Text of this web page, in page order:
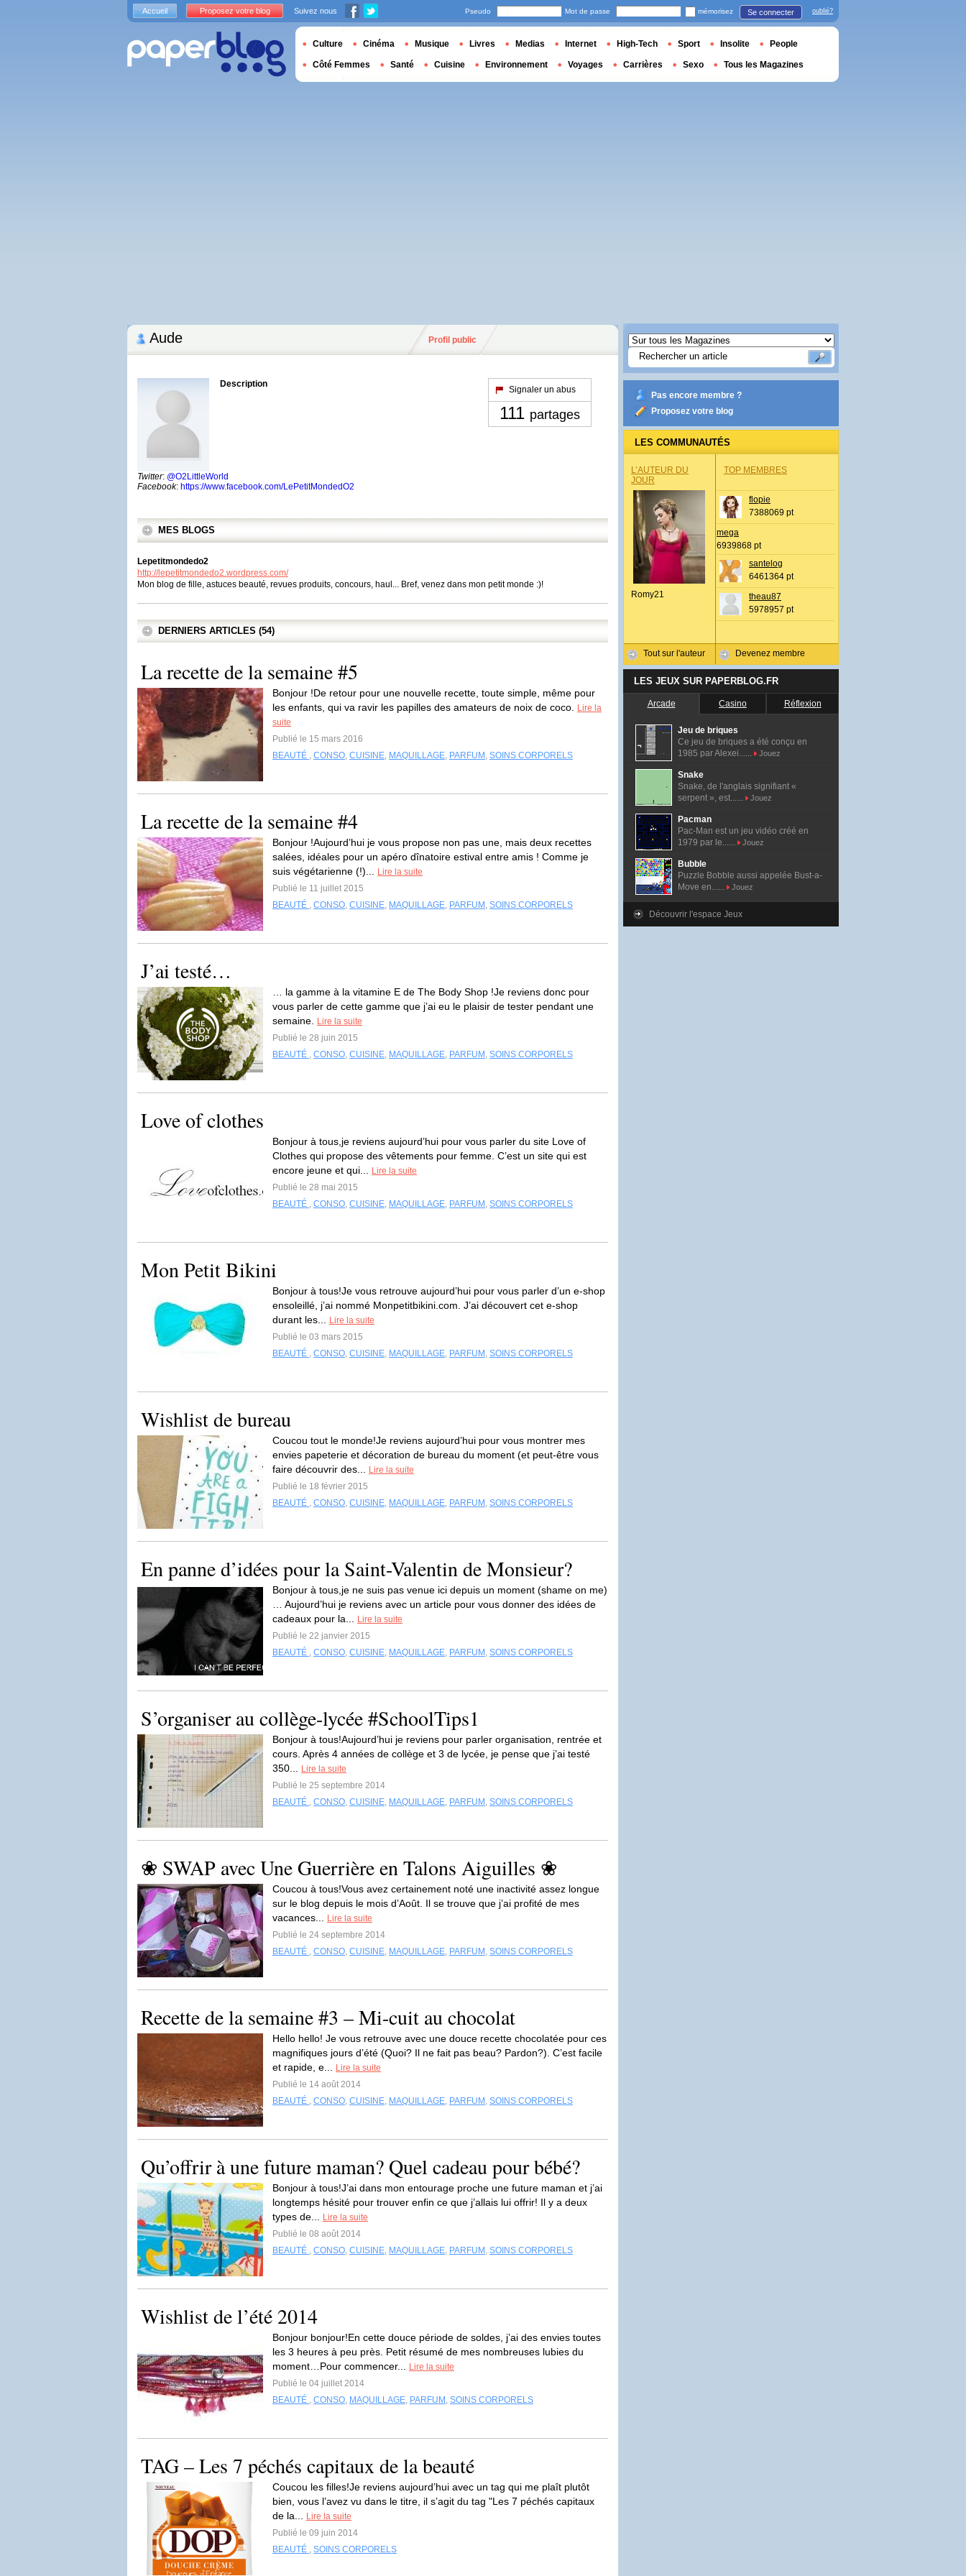
Aude Profil public
Description
Twitter: @O2LittleWorld
Facebook: https://www.facebook.com/LePetitMondedO2
Signaler un abus
111 partages
MES BLOGS
Lepetitmondedo2
http://lepetitmondedo2.wordpress.com/
Mon blog de fille, astuces beauté, revues produits, concours, haul... Bref, venez dans mon petit monde :)!
DERNIERS ARTICLES (54)
La recette de la semaine #5
Bonjour !De retour pour une nouvelle recette, toute simple, même pour
les enfants, qui va ravir les papilles des amateurs de noix de coco.
Lire la
suite
Publié le 15 mars 2016
BEAUTÉ , CONSO, CUISINE, MAQUILLAGE, PARFUM , SOINS CORPORELS
La recette de la semaine #4
Bonjour !Aujourd’hui je vous propose non pas une, mais deux recettes
salées, idéales pour un apéro dînatoire estival entre amis ! Comme je
suis végétarienne (!)...
Lire la suite
Publié le 11 juillet 2015
BEAUTÉ , CONSO, CUISINE, MAQUILLAGE, PARFUM , SOINS CORPORELS
J’ai testé…
… la gamme à la vitamine E de The Body Shop !Je reviens donc pour
vous parler de cette gamme que j’ai eu le plaisir de tester pendant une
semaine.
Lire la suite
Publié le 28 juin 2015
BEAUTÉ , CONSO, CUISINE, MAQUILLAGE, PARFUM , SOINS CORPORELS
Love of clothes
Bonjour à tous,je reviens aujourd’hui pour vous parler du site Love of
Clothes qui propose des vêtements pour femme. C’est un site qui est
encore jeune et qui...
Lire la suite
Publié le 28 mai 2015
BEAUTÉ , CONSO, CUISINE, MAQUILLAGE, PARFUM , SOINS CORPORELS
Mon Petit Bikini
Bonjour à tous!Je vous retrouve aujourd’hui pour vous parler d’un e-shop
ensoleillé, j’ai nommé Monpetitbikini.com. J’ai découvert cet e-shop
durant les...
Lire la suite
Publié le 03 mars 2015
BEAUTÉ , CONSO, CUISINE, MAQUILLAGE, PARFUM , SOINS CORPORELS
Wishlist de bureau
Coucou tout le monde!Je reviens aujourd’hui pour vous montrer mes
envies papeterie et décoration de bureau du moment (et peut-être vous
faire découvrir des...
Lire la suite
Publié le 18 février 2015
BEAUTÉ , CONSO, CUISINE, MAQUILLAGE, PARFUM , SOINS CORPORELS
En panne d’idées pour la Saint-Valentin de Monsieur?
Bonjour à tous,je ne suis pas venue ici depuis un moment (shame on me)
… Aujourd’hui je reviens avec un article pour vous donner des idées de
cadeaux pour la...
Lire la suite
Publié le 22 janvier 2015
BEAUTÉ , CONSO, CUISINE, MAQUILLAGE, PARFUM , SOINS CORPORELS
S’organiser au collège-lycée #SchoolTips1
Bonjour à tous!Aujourd’hui je reviens pour parler organisation, rentrée et
cours. Après 4 années de collège et 3 de lycée, je pense que j’ai testé
350...
Lire la suite
Publié le 25 septembre 2014
BEAUTÉ , CONSO, CUISINE, MAQUILLAGE, PARFUM , SOINS CORPORELS
❀ SWAP avec Une Guerrière en Talons Aiguilles ❀
Coucou à tous!Vous avez certainement noté une inactivité assez longue
sur le blog depuis le mois d’Août. Il se trouve que j’ai profité de mes
vacances...
Lire la suite
Publié le 24 septembre 2014
BEAUTÉ , CONSO, CUISINE, MAQUILLAGE, PARFUM , SOINS CORPORELS
Recette de la semaine #3 – Mi-cuit au chocolat
Hello hello! Je vous retrouve avec une douce recette chocolatée pour ces
magnifiques jours d’été (Quoi? Il ne fait pas beau? Pardon?). C’est facile
et rapide, e...
Lire la suite
Publié le 14 août 2014
BEAUTÉ , CONSO, CUISINE, MAQUILLAGE, PARFUM , SOINS CORPORELS
Qu’offrir à une future maman? Quel cadeau pour bébé?
Bonjour à tous!J’ai dans mon entourage proche une future maman et j’ai
longtemps hésité pour trouver enfin ce que j’allais lui offrir! Il y a deux
types de...
Lire la suite
Publié le 08 août 2014
BEAUTÉ , CONSO, CUISINE, MAQUILLAGE, PARFUM , SOINS CORPORELS
Wishlist de l’été 2014
Bonjour bonjour!En cette douce période de soldes, j’ai des envies toutes
les 3 heures à peu près. Petit résumé de mes nombreuses lubies du
moment…Pour commencer...
Lire la suite
Publié le 04 juillet 2014
BEAUTÉ , CONSO, MAQUILLAGE, PARFUM , SOINS CORPORELS
TAG – Les 7 péchés capitaux de la beauté
Coucou les filles!Je reviens aujourd’hui avec un tag qui me plaît plutôt
bien, vous l’avez vu dans le titre, il s’agit du tag "Les 7 péchés capitaux
de la...
Lire la suite
Publié le 09 juin 2014
BEAUTÉ , SOINS CORPORELS
Pas encore membre ?
Proposez votre blog
LES COMMUNAUTÉS
L’AUTEUR DU
JOUR
Romy21
Tout sur l'auteur
TOP MEMBRES
flopie
7388069 pt
mega
6939868 pt
santelog
6461364 pt
theau87
5978957 pt
Devenez membre
LES JEUX SUR PAPERBLOG.FR
Arcade Casino Réflexion
Jeu de briques
Ce jeu de briques a été conçu en
1985 par Alexei......
Jouez
Snake
Snake, de l'anglais signifiant «
serpent », est......
Jouez
Pacman
Pac-Man est un jeu vidéo créé en
1979 par le......
Jouez
Bubble
Puzzle Bobble aussi appelée Bust-a-
Move en......
Jouez
Découvrir l'espace Jeux
Accueil Proposez votre blog Suivez nous Pseudo Mot de passe mémorisez Se connecter oublié?
Culture Cinéma Musique Livres Medias Internet High-Tech Sport Insolite People
Côté Femmes Santé Cuisine Environnement Voyages Carrières Sexo Tous les Magazines